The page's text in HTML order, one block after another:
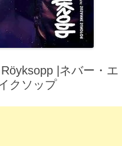
|ネバー・エ
クソップ